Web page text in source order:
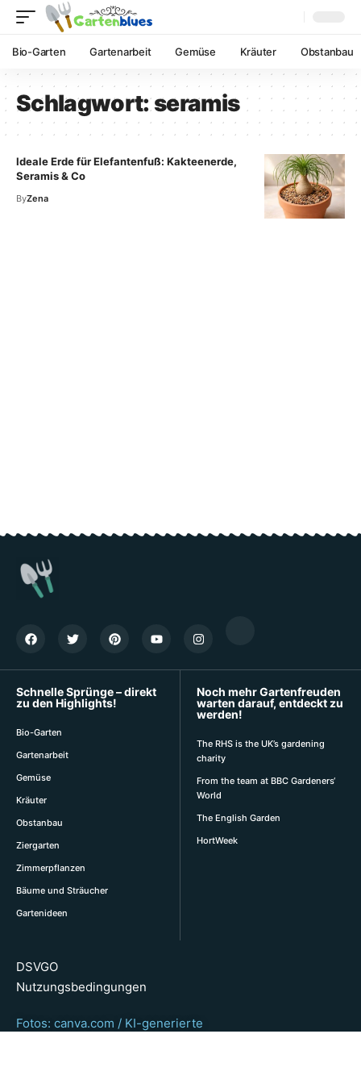
Bio-Garten Gartenarbeit Gemüse Kräuter Obstanbau
Schlagwort:seramis
Ideale Erde für Elefantenfuß: Kakteenerde,
Seramis & Co
ByZena
Schnelle Sprünge – direkt
zu den Highlights!
Bio-Garten
Gartenarbeit
Gemüse
Kräuter
Obstanbau
Ziergarten
Zimmerpflanzen
Bäume und Sträucher
Gartenideen
Noch mehr Gartenfreuden
warten darauf, entdeckt zu
werden!
The RHS is the UK’s gardening
charity
From the team at BBC Gardeners‘
World
The English Garden
HortWeek
DSVGO
Nutzungsbedingungen
Fotos: canva.com / KI-generierte